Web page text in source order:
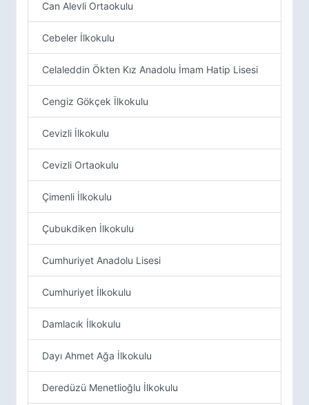
Can Alevli Ortaokulu
Cebeler İlkokulu
Celaleddin Ökten Kız Anadolu İmam Hatip Lisesi
Cengiz Gökçek İlkokulu
Cevizli İlkokulu
Cevizli Ortaokulu
Çimenli İlkokulu
Çubukdiken İlkokulu
Cumhuriyet Anadolu Lisesi
Cumhuriyet İlkokulu
Damlacık İlkokulu
Dayı Ahmet Ağa İlkokulu
Deredüzü Menetlioğlu İlkokulu